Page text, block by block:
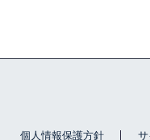
個人情報保護方針